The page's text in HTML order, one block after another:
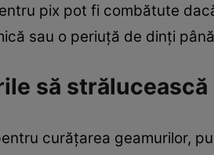
pix pot fi combătute
sau o periuţă de dinţi
să strălucească
curăţarea geamurilor,